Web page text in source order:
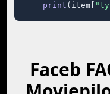
print (item[
Faceb